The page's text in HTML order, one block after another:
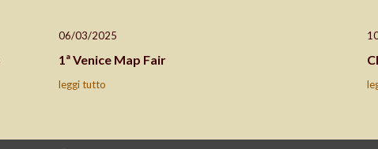
06/03/2025
1ª Venice Map Fair
leggi tutto